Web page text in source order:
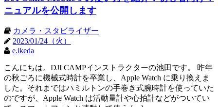
ニュアルを公開します
カメラ・スタビライザー
2023/01/24（火）
e.ikeda
こんにちは。DJI CAMPインストラクターの池田です。 昨年
の秋ごろに機械式時計を卒業し、Apple Watch に乗り換えま
した。それまではハミルトンの手巻き式腕時計を使っていた
のですが、Apple Watch は活動量計や心拍計などがついてい